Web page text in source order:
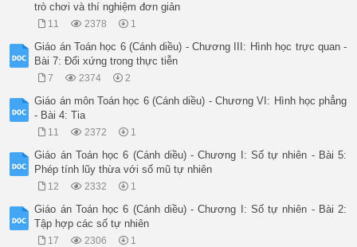
trò chơi và thí nghiệm đơn giản
11 2378 1
Giáo án Toán học 6 (Cánh diều) - Chương III: Hình học trực quan -
Bài 7: Đối xứng trong thực tiễn
7 2374 2
Giáo án môn Toán học 6 (Cánh diều) - Chương VI: Hình học phẳng
- Bài 4: Tia
11 2372 1
Giáo án Toán học 6 (Cánh diều) - Chương I: Số tự nhiên - Bài 5:
Phép tính lũy thừa với số mũ tự nhiên
12 2332 1
Giáo án Toán học 6 (Cánh diều) - Chương I: Số tự nhiên - Bài 2:
Tập hợp các số tự nhiên
17 2306 1